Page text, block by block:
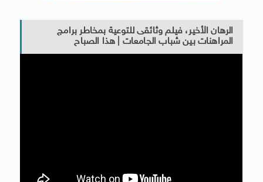
الرهان الأخير، فيلم وثائقى للتوعية بمخاطر برامج
المراهنات بين شباب الجامعات | هذا الصباح